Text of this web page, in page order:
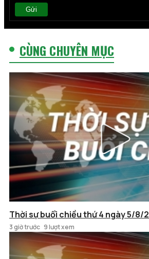
Gửi
CÙNG CHUYÊN MỤC
Thời sự buổi chiều thứ 4 ngày 5/8/
3 giờ trước 9 lượt xem